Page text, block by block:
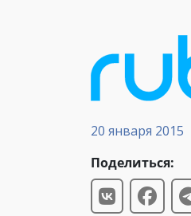
Обзоры
20 января 2015
Поделиться: